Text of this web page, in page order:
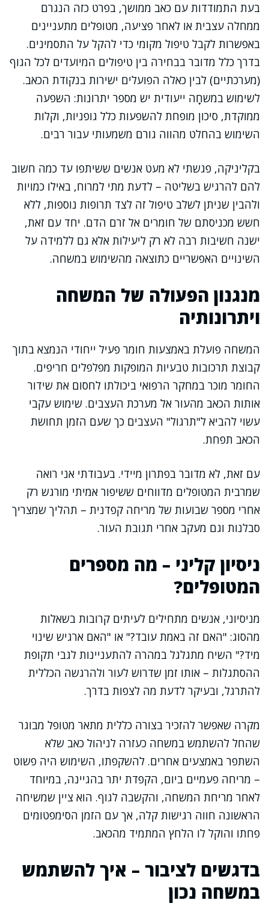
בעת התמודדות עם כאב ממושך, בפרט כזה הנגרם
ממחלה עצבית או לאחר פציעה, מטופלים מתעניינים
באפשרות לקבל טיפול מקומי כדי להקל על התסמינים.
בדרך כלל מדובר בבחירה בין טיפולים המיועדים לכל הגוף
(מערכתיים) לבין כאלה הפועלים ישירות בנקודת הכאב.
לשימוש במשחָה ייעודית יש מספר יתרונות: השפעה
ממוקדת, סיכון מופחת להשפעות כלל גופניות, וקלות
השימוש בהחלט מהווה גורם משמעותי עבור רבים.
בקליניקה, פגשתי לא מעט אנשים ששיתפו עד כמה חשוב
להם להרגיש בשליטה – לדעת מתי למרוח, באילו כמויות
ולהבין שניתן לשלב טיפול זה לצד תרופות נוספות, ללא
חשש מכניסתם של חומרים אל זרם הדם. יחד עם זאת,
ישנה חשיבות רבה לא רק ליעילות אלא גם ללמידה על
השינויים האפשריים כתוצאה מהשימוש במשחה.
מנגנון הפעולה של המשחה
ויתרונותיה
המשחה פועלת באמצעות חומר פעיל ייחודי הנמצא בתוך
קבוצת תרכובות טבעיות המופקות מפלפלים חריפים.
החומר מוכר במחקר הרפואי ביכולתו לחסום את שידור
אותות הכאב מהעור אל מערכת העצבים. שימוש עקבי
עשוי להביא ל"תרגול" העצבים כך שעם הזמן תחושת
הכאב תפחת.
עם זאת, לא מדובר בפתרון מיידי. בעבודתי אני רואה
שמרבית המטופלים מדווחים ששיפור אמיתי מורגש רק
אחרי מספר שבועות של מריחה קפדנית – תהליך שמצריך
סבלנות וגם מעקב אחרי תגובת העור.
ניסיון קליני – מה מספרים
המטופלים?
מניסיוני, אנשים מתחילים לעיתים קרובות בשאלות
מהסוג: "האם זה באמת עובד?" או "האם ארגיש שינוי
מיד?" השיח מתגלגל במהרה להתעניינות לגבי תקופת
ההסתגלות – אותו זמן שדרוש לעור ולהרגשה הכללית
להתרגל, ובעיקר לדעת מה לצפות בדרך.
מקרה שאפשר להזכיר בצורה כללית מתאר מטופל מבוגר
שהחל להשתמש במשחה כעזרה לניהול כאב שלא
השתפר באמצעים אחרים. להשקפתו, השימוש היה פשוט
– מריחה פעמיים ביום, הקפדת יתר בהגיינה, במיוחד
לאחר מריחת המשחה, והקשבה לגוף. הוא ציין שמשיחה
הראשונה חווה רגישות קלה, אך עם הזמן הסימפטומים
פחתו והוקל לו הלחץ המתמיד מהכאב.
בדגשים לציבור – איך להשתמש
במשחה נכון